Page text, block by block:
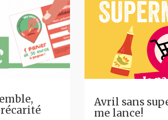
Avril sans
me lance!